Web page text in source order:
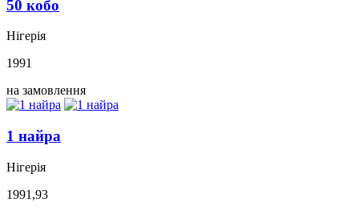
50 кобо
Нігерія
1991
на замовлення
1 найра
Нігерія
1991,93